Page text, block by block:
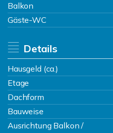
Balkon
Gäste-WC
Details
Hausgeld (ca.)
Etage
Dachform
Bauweise
Ausrichtung Balkon /